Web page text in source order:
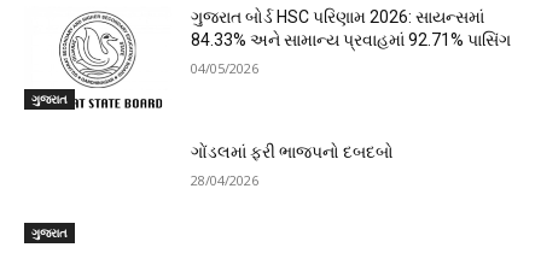
ગુજરાત
ગુજરાત બોર્ડ HSC પરિણામ 2026: સાયન્સમાં
84.33% અને સામાન્ય પ્રવાહમાં 92.71% પાસિંગ
04/05/2026
ગુજરાત
ગોંડલમાં ફરી ભાજપનો દબદબો
28/04/2026